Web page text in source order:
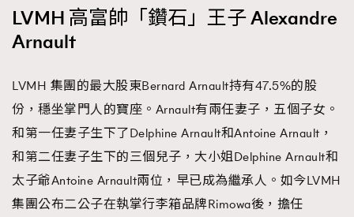
LVMH 高富帥「鑽石」王子 Alexandre
Arnault
LVMH 集團的最大股東Bernard Arnault持有47.5%的股
份，穩坐掌門人的寶座。Arnault有兩任妻子，五個子女。
和第一任妻子生下了Delphine Arnault和Antoine Arnault，
和第二任妻子生下的三個兒子，大小姐Delphine Arnault和
太子爺Antoine Arnault兩位，早已成為繼承人。如今LVMH
集團公布二公子在執掌行李箱品牌Rimowa後，擔任